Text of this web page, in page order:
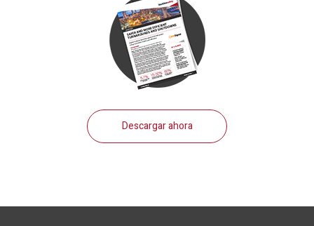
Descargar ahora